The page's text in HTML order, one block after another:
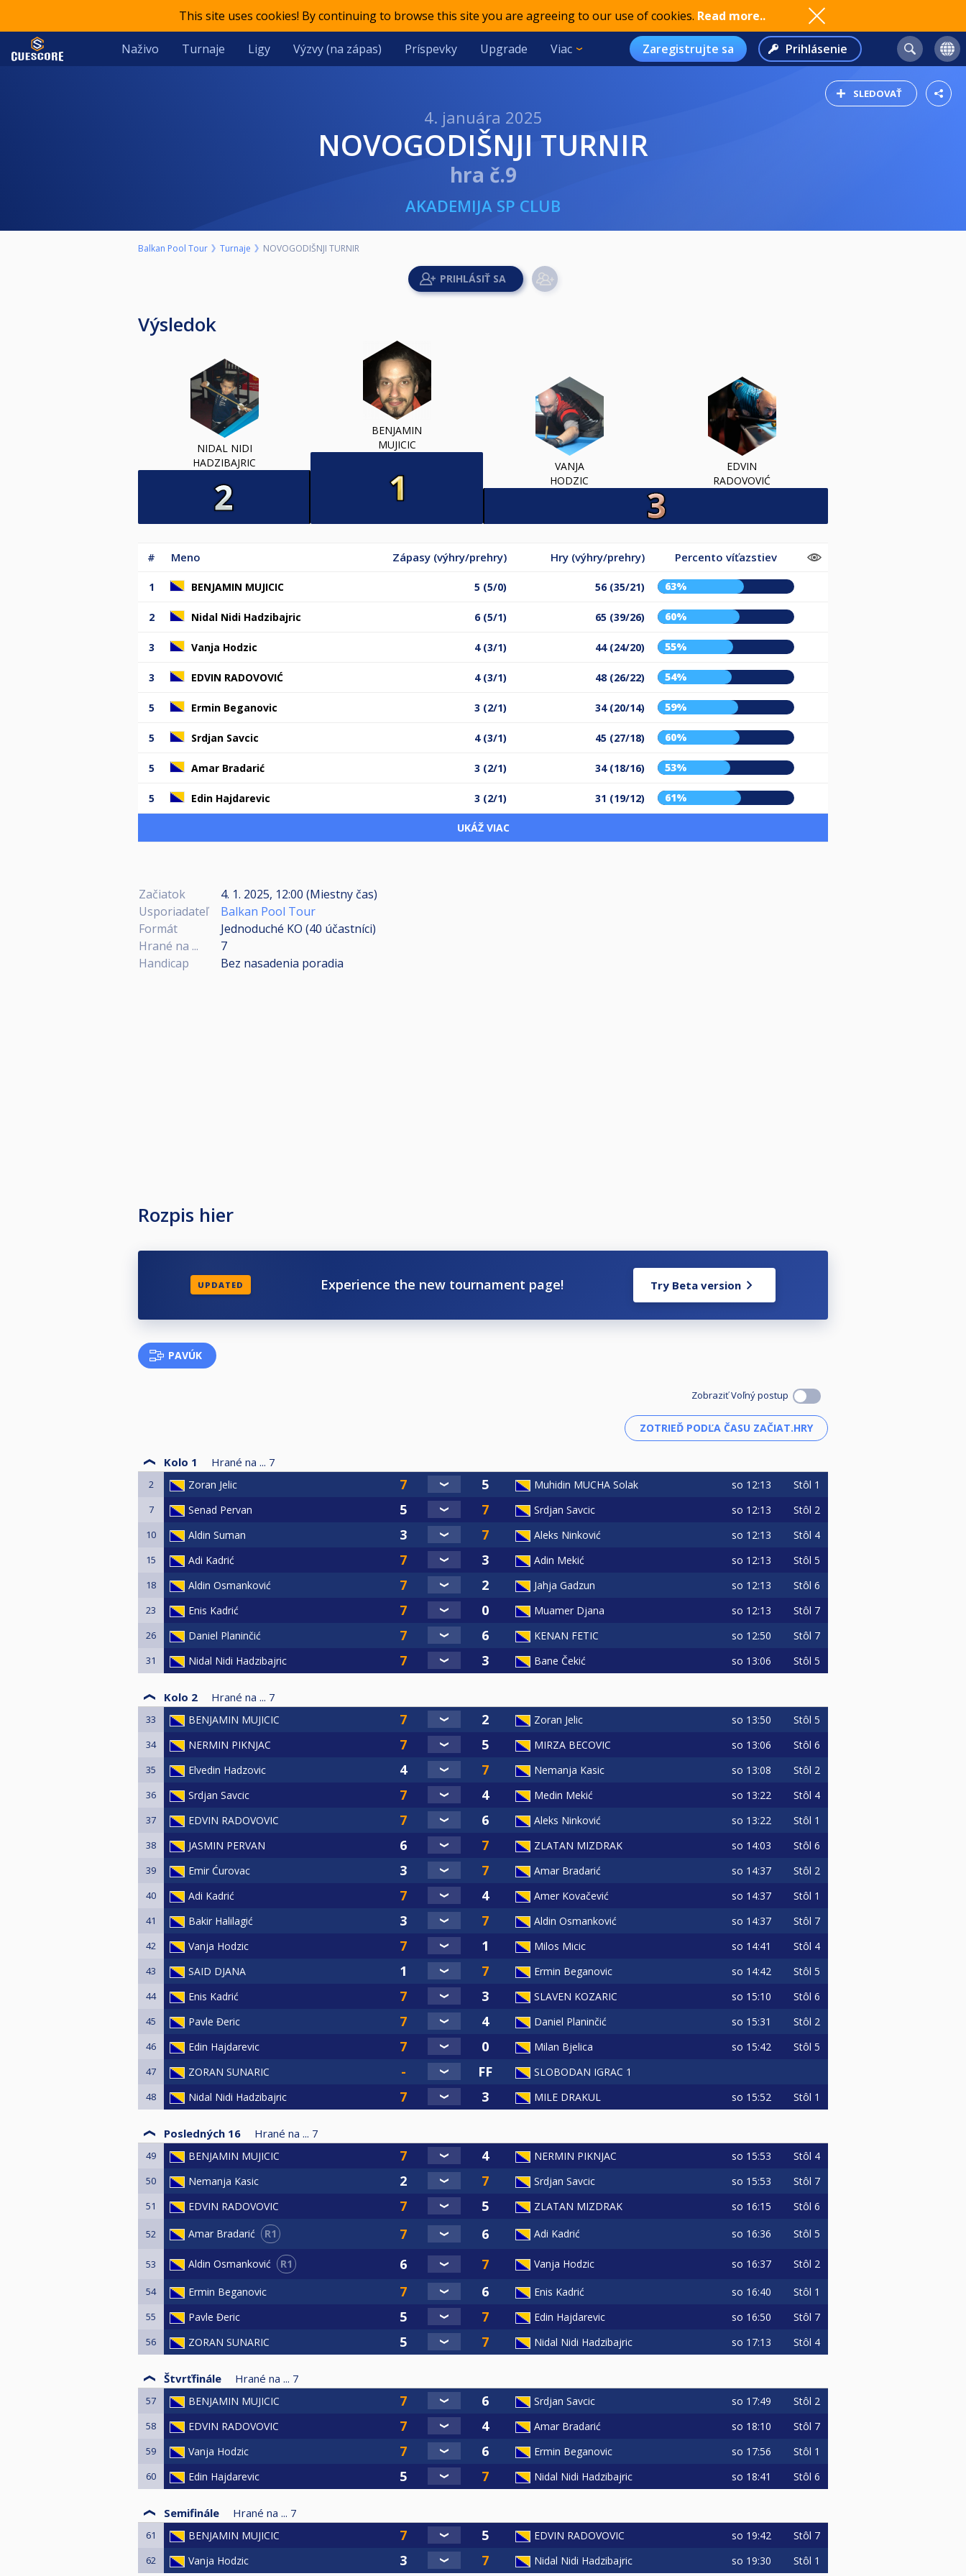
This site uses cookies! By continuing to browse this site you are agreeing to our use of cookies. Read more..
Naživo Turnaje Ligy Výzvy (na zápas) Príspevky Upgrade Viac Zaregistrujte sa Prihlásenie
SLEDOVAŤ
4. januára 2025
NOVOGODIŠNJI TURNIR
hra č.9
AKADEMIJA SP CLUB
Balkan Pool Tour Turnaje NOVOGODIŠNJI TURNIR
Výsledok
NIDAL NIDI
HADZIBAJRIC
BENJAMIN
MUJICIC
VANJA
HODZIC
EDVIN
RADOVOVIĆ
# Meno Zápasy (výhry/prehry) Hry (výhry/prehry) Percento víťazstiev
1 BENJAMIN MUJICIC 5 (5/0) 56 (35/21) 63%
2 Nidal Nidi Hadzibajric 6 (5/1) 65 (39/26) 60%
3 Vanja Hodzic 4 (3/1) 44 (24/20) 55%
3 EDVIN RADOVOVIĆ 4 (3/1) 48 (26/22) 54%
5 Ermin Beganovic 3 (2/1) 34 (20/14) 59%
5 Srdjan Savcic 4 (3/1) 45 (27/18) 60%
5 Amar Bradarić 3 (2/1) 34 (18/16) 53%
5 Edin Hajdarevic 3 (2/1) 31 (19/12) 61%
UKÁŽ VIAC
Začiatok
4. 1. 2025, 12:00 (Miestny čas)
Usporiadateľ
Balkan Pool Tour
Formát
Jednoduché KO (40 účastníci)
Hrané na ...
7
Handicap
Bez nasadenia poradia
Rozpis hier
UPDATED Experience the new tournament page! Try Beta version
PAVÚK
Zobraziť Voľný postup
Kolo 1 Hrané na ... 7
2 Zoran Jelic Muhidin MUCHA Solak so 12:13 Stôl 1
7 Senad Pervan Srdjan Savcic so 12:13 Stôl 2
10 Aldin Suman Aleks Ninković so 12:13 Stôl 4
15 Adi Kadrić Adin Mekić so 12:13 Stôl 5
18 Aldin Osmanković Jahja Gadzun so 12:13 Stôl 6
23 Enis Kadrić Muamer Djana so 12:13 Stôl 7
26 Daniel Planinčić KENAN FETIC so 12:50 Stôl 7
31 Nidal Nidi Hadzibajric Bane Čekić so 13:06 Stôl 5
Kolo 2 Hrané na ... 7
33 BENJAMIN MUJICIC Zoran Jelic so 13:50 Stôl 5
34 NERMIN PIKNJAC MIRZA BECOVIC so 13:06 Stôl 6
35 Elvedin Hadzovic Nemanja Kasic so 13:08 Stôl 2
36 Srdjan Savcic Medin Mekić so 13:22 Stôl 4
37 EDVIN RADOVOVIC Aleks Ninković so 13:22 Stôl 1
38 JASMIN PERVAN ZLATAN MIZDRAK so 14:03 Stôl 6
39 Emir Ćurovac Amar Bradarić so 14:37 Stôl 2
40 Adi Kadrić Amer Kovačević so 14:37 Stôl 1
41 Bakir Halilagić Aldin Osmanković so 14:37 Stôl 7
42 Vanja Hodzic Milos Micic so 14:41 Stôl 4
43 SAID DJANA Ermin Beganovic so 14:42 Stôl 5
44 Enis Kadrić SLAVEN KOZARIC so 15:10 Stôl 6
45 Pavle Đeric Daniel Planinčić so 15:31 Stôl 2
46 Edin Hajdarevic Milan Bjelica so 15:42 Stôl 5
47 ZORAN SUNARIC SLOBODAN IGRAC 1
48 Nidal Nidi Hadzibajric MILE DRAKUL so 15:52 Stôl 1
Posledných 16 Hrané na ... 7
49 BENJAMIN MUJICIC NERMIN PIKNJAC so 15:53 Stôl 4
50 Nemanja Kasic Srdjan Savcic so 15:53 Stôl 7
51 EDVIN RADOVOVIC ZLATAN MIZDRAK so 16:15 Stôl 6
52 Amar Bradarić R1 Adi Kadrić so 16:36 Stôl 5
53 Aldin Osmanković R1 Vanja Hodzic so 16:37 Stôl 2
54 Ermin Beganovic Enis Kadrić so 16:40 Stôl 1
55 Pavle Đeric Edin Hajdarevic so 16:50 Stôl 7
56 ZORAN SUNARIC Nidal Nidi Hadzibajric so 17:13 Stôl 4
Štvrťfinále Hrané na ... 7
57 BENJAMIN MUJICIC Srdjan Savcic so 17:49 Stôl 2
58 EDVIN RADOVOVIC Amar Bradarić so 18:10 Stôl 7
59 Vanja Hodzic Ermin Beganovic so 17:56 Stôl 1
60 Edin Hajdarevic Nidal Nidi Hadzibajric so 18:41 Stôl 6
Semifinále Hrané na ... 7
61 BENJAMIN MUJICIC EDVIN RADOVOVIC so 19:42 Stôl 7
62 Vanja Hodzic Nidal Nidi Hadzibajric so 19:30 Stôl 1